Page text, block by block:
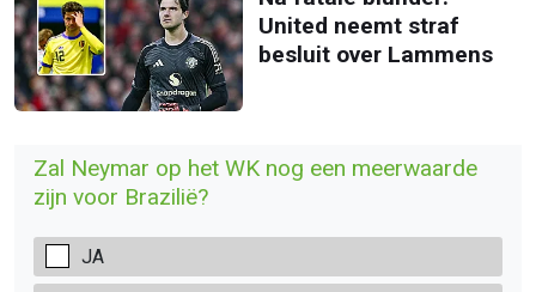
United neemt straf
besluit over Lammens
Zal Neymar op het WK nog een meerwaarde
zijn voor Brazilië?
JA